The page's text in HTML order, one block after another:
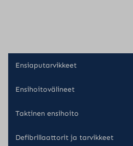
valinnat
Ensiaputarvikkeet
Ensihoitovälineet
Taktinen ensihoito
Defibrillaattorit ja tarvikkeet